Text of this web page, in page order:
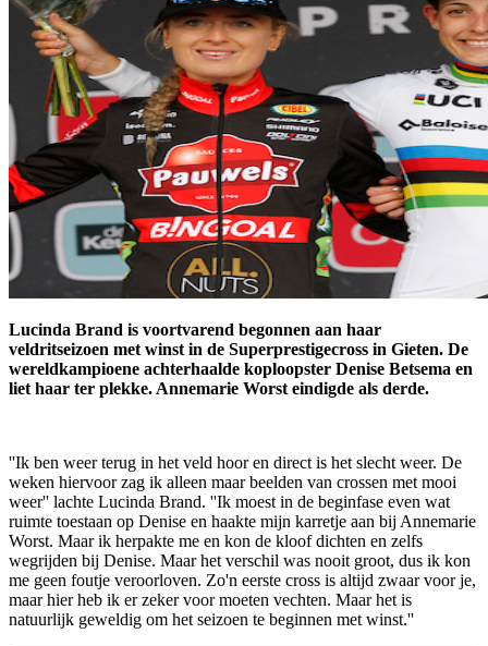
Lucinda Brand is voortvarend begonnen aan haar
veldritseizoen met winst in de Superprestigecross in Gieten. De
wereldkampioene achterhaalde koploopster Denise Betsema en
liet haar ter plekke. Annemarie Worst eindigde als derde.
''Ik ben weer terug in het veld hoor en direct is het slecht weer. De
weken hiervoor zag ik alleen maar beelden van crossen met mooi
weer'' lachte Lucinda Brand. ''Ik moest in de beginfase even wat
ruimte toestaan op Denise en haakte mijn karretje aan bij Annemarie
Worst. Maar ik herpakte me en kon de kloof dichten en zelfs
wegrijden bij Denise. Maar het verschil was nooit groot, dus ik kon
me geen foutje veroorloven. Zo'n eerste cross is altijd zwaar voor je,
maar hier heb ik er zeker voor moeten vechten. Maar het is
natuurlijk geweldig om het seizoen te beginnen met winst.''